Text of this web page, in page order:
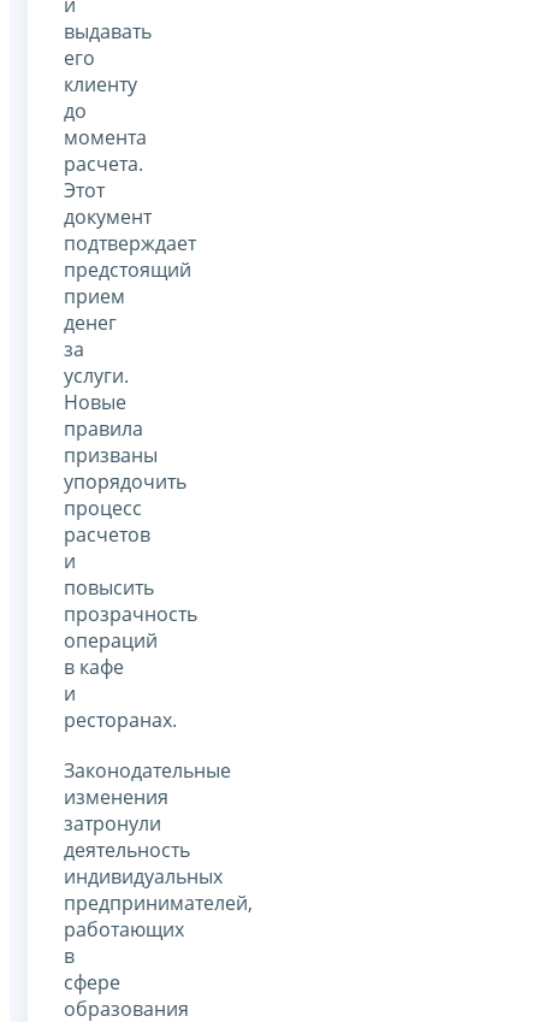
выдавать
его
клиенту
до
момента
расчета.
Этот
документ
подтверждает
предстоящий
прием
денег
за
услуги.
Новые
правила
призваны
упорядочить
процесс
расчетов
и
повысить
прозрачность
операций
в кафе
и
ресторанах.
Законодательные
изменения
затронули
деятельность
индивидуальных
предпринимателей,
работающих
в
сфере
образования